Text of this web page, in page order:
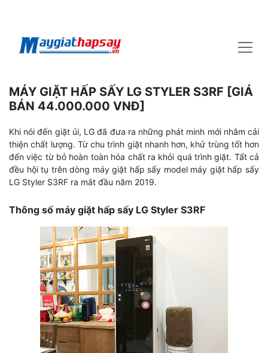
MÁY GIẶT HẤP SẤY LG STYLER S3RF [GIÁ
BÁN 44.000.000 VNĐ]
Khi nói đến giặt ủi, LG đã đưa ra những phát minh mới nhằm cải
thiện chất lượng. Từ chu trình giặt nhanh hơn, khử trùng tốt hơn
đến việc từ bỏ hoàn toàn hóa chất ra khỏi quá trình giặt. Tất cả
đều hội tụ trên dòng máy giặt hấp sấy model máy giặt hấp sấy
LG Styler S3RF ra mắt đầu năm 2019.
Thông số máy giặt hấp sấy LG Styler S3RF